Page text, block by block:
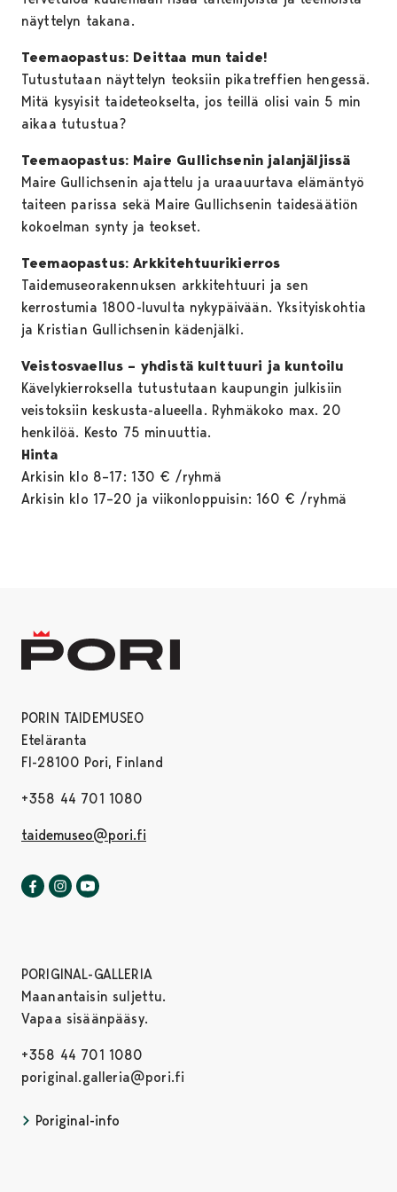
näyttelyn takana.
Teemaopastus: Deittaa mun taide!
Tutustutaan näyttelyn teoksiin pikatreffien hengessä.
Mitä kysyisit taideteokselta, jos teillä olisi vain 5 min
aikaa tutustua? ​
Teemaopastus: Maire Gullichsenin jalanjäljissä
Maire Gullichsenin ajattelu ja uraauurtava elämäntyö
taiteen parissa sekä Maire Gullichsenin taidesäätiön
kokoelman synty ja teokset.
Teemaopastus: Arkkitehtuurikierros
Taidemuseorakennuksen arkkitehtuuri ja sen
kerrostumia 1800-luvulta nykypäivään. Yksityiskohtia
ja Kristian Gullichsenin kädenjälki.
Veistosvaellus – yhdistä kulttuuri ja kuntoilu
Kävelykierroksella tutustutaan kaupungin julkisiin
veistoksiin keskusta-alueella. Ryhmäkoko max. 20
henkilöä. Kesto 75 minuuttia.
Hinta
Arkisin klo 8–17: 130 € /ryhmä
Arkisin klo 17–20 ja viikonloppuisin: 160 € /ryhmä
PORIN TAIDEMUSEO
Eteläranta
FI-28100 Pori, Finland
+358 44 701 1080
taidemuseo@pori.fi
Porin taidemuseo Facebookissa
Avautuu uudessa välilehdessä
Porin taidemuseo Instagrammissa
Avautuu uudessa välilehdessä
PORIGINAL-GALLERIA
Maanantaisin suljettu.
Vapaa sisäänpääsy.
+358 44 701 1080
poriginal.galleria@pori.fi
Poriginal-info